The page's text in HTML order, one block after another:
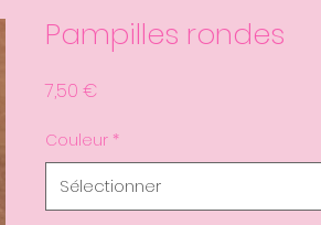
Pampilles rondes
7,50 €
Couleur *
Sélectionner